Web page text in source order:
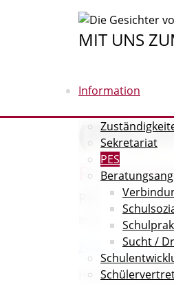
MIT UNS
Information
Sekretariat
PES
Sucht /
ProjektE
Informationen
Zur Anmeldung
Haben Sie